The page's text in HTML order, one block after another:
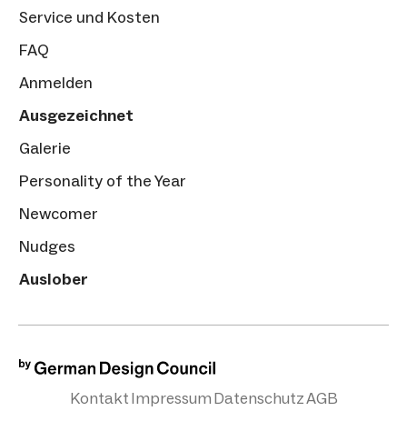
Service und Kosten
FAQ
Anmelden
Ausgezeichnet
Galerie
Personality of the Year
Newcomer
Nudges
Auslober
KontaktImpressumDatenschutzAGB